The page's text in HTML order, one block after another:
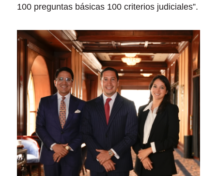
100 preguntas básicas 100 criterios judiciales”.